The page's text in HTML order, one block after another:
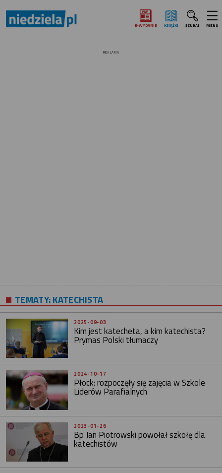
E‑WYDANIE KSIĄŻKI SZUKAJ MENU
REKLAMA
TEMATY:KATECHISTA
2025-09-03
Kim jest katecheta, a kim katechista?
Prymas Polski tłumaczy
2024-10-17
Płock: rozpoczęły się zajęcia w Szkole
Liderów Parafialnych
2023-01-26
Bp Jan Piotrowski powołał szkołę dla
katechistów